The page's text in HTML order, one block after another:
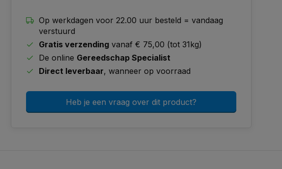
Op werkdagen voor 22.00 uur besteld = vandaag
verstuurd
Gratis verzending vanaf € 75,00 (tot 31kg)
De online Gereedschap Specialist
Direct leverbaar, wanneer op voorraad
Heb je een vraag over dit product?